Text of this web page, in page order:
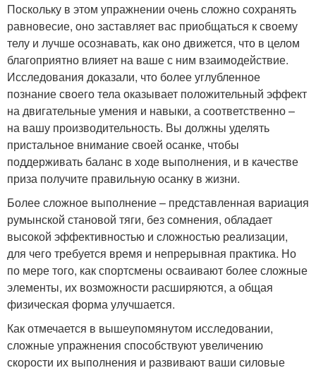
Поскольку в этом упражнении очень сложно сохранять
равновесие, оно заставляет вас приобщаться к своему
телу и лучше осознавать, как оно движется, что в целом
благоприятно влияет на ваше с ним взаимодействие.
Исследования доказали, что более углубленное
познание своего тела оказывает положительный эффект
на двигательные умения и навыки, а соответственно –
на вашу производительность. Вы должны уделять
пристальное внимание своей осанке, чтобы
поддерживать баланс в ходе выполнения, и в качестве
приза получите правильную осанку в жизни.
Более сложное выполнение – представленная вариация
румынской становой тяги, без сомнения, обладает
высокой эффективностью и сложностью реализации,
для чего требуется время и непрерывная практика. Но
по мере того, как спортсмены осваивают более сложные
элементы, их возможности расширяются, а общая
физическая форма улучшается.
Как отмечается в вышеупомянутом исследовании,
сложные упражнения способствуют увеличению
скорости их выполнения и развивают ваши силовые